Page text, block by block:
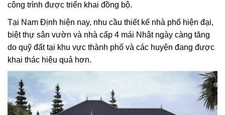
công trình được triển khai đồng bộ.
Tại Nam Định hiện nay, nhu cầu thiết kế nhà phố hiện đại,
biệt thự sân vườn và nhà cấp 4 mái Nhật ngày càng tăng
do quỹ đất tại khu vực thành phố và các huyện đang được
khai thác hiệu quả hơn.